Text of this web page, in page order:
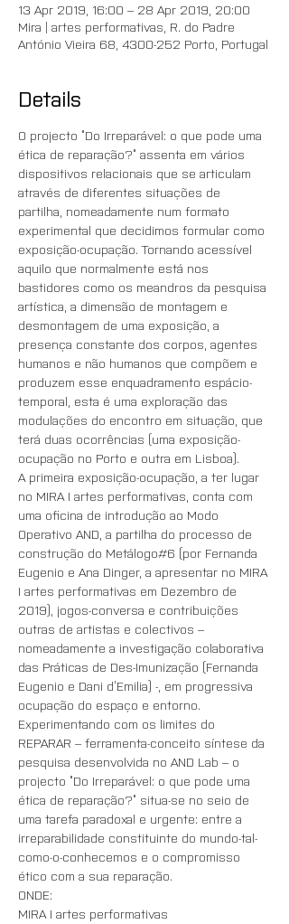
13 Apr 2019, 16:00 – 28 Apr 2019, 20:00
Mira | artes performativas, R. do Padre
António Vieira 68, 4300-252 Porto, Portugal
Details
O projecto “Do Irreparável: o que pode uma
ética de reparação?” assenta em vários
dispositivos relacionais que se articulam
através de diferentes situações de
partilha, nomeadamente num formato
experimental que decidimos formular como
exposição-ocupação. Tornando acessível
aquilo que normalmente está nos
bastidores como os meandros da pesquisa
artística, a dimensão de montagem e
desmontagem de uma exposição, a
presença constante dos corpos, agentes
humanos e não humanos que compõem e
produzem esse enquadramento espácio-
temporal, esta é uma exploração das
modulações do encontro em situação, que
terá duas ocorrências (uma exposição-
A primeira exposição-ocupação, a ter lugar
no MIRA I artes performativas, conta com
uma oficina de introdução ao Modo
Operativo AND, a partilha do processo de
construção do Metálogo#6 (por Fernanda
Eugenio e Ana Dinger, a apresentar no MIRA
I artes performativas em Dezembro de
2019), jogos-conversa e contribuições
outras de artistas e colectivos –
nomeadamente a investigação colaborativa
das Práticas de Des-Imunização (Fernanda
Eugenio e Dani d’Emilia) -, em progressiva
Experimentando com os limites do
REPARAR – ferramenta-conceito síntese da
pesquisa desenvolvida no AND Lab – o
projecto “Do Irreparável: o que pode uma
ética de reparação?” situa-se no seio de
uma tarefa paradoxal e urgente: entre a
irreparabilidade constituinte do mundo-tal-
como-o-conhecemos e o compromisso